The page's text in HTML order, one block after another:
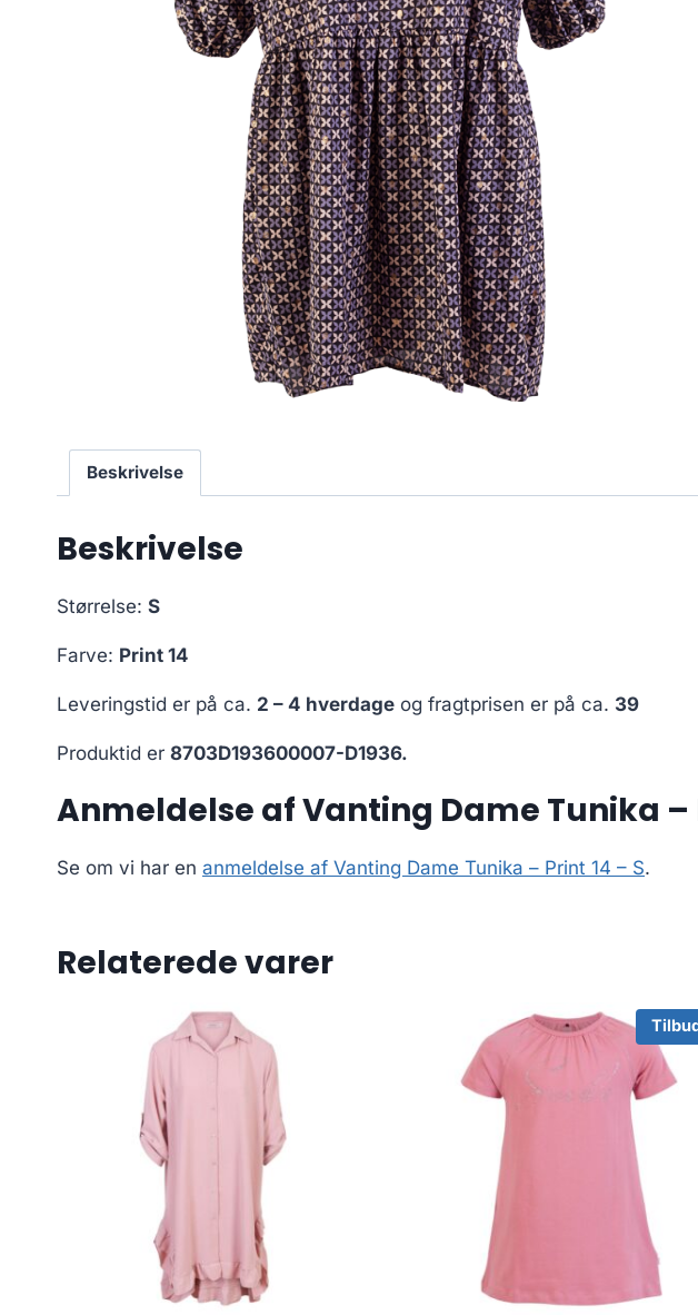
Beskrivelse
Beskrivelse
Størrelse: S
Farve: Print 14
Leveringstid er på ca. 2 – 4 hverdage og fragtprisen er på ca. 39
Produktid er 8703D193600007-D1936.
Anmeldelse af Vanting Dame Tunika –
Se om vi har en anmeldelse af Vanting Dame Tunika – Print 14 – S.
Relaterede varer